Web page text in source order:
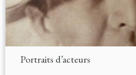
Portraits d’acteurs